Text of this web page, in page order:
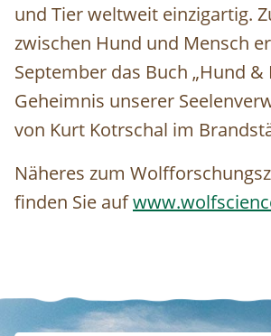
und Tier weltweit einzigartig.
zwischen Hund und Mensch
September das Buch „Hund &
Geheimnis unserer
von Kurt Kotrschal im
Näheres zum
finden Sie auf